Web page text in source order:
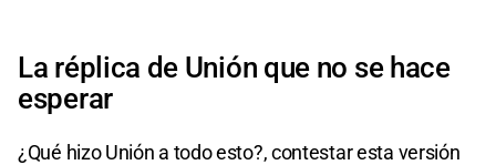
La réplica de Unión que no se hace
esperar
¿Qué hizo Unión a todo esto?, contestar esta versión